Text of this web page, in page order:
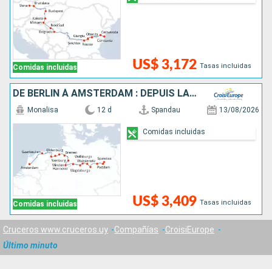
Comidas incluidas US$ 3,172 Tasas incluidas
DE BERLIN À AMSTERDAM : DEPUIS LA CAPITALE ALLEMANDE VERS LA HOLLANDE ET SES CANAUX
Comidas incluidas
Monalisa 12 d Spandau 13/08/2026
US$ 3,409 Tasas incluidas
Comidas incluidas
Cruceros www.cruceros.uy Compañías
CroisiEurope
Último minuto